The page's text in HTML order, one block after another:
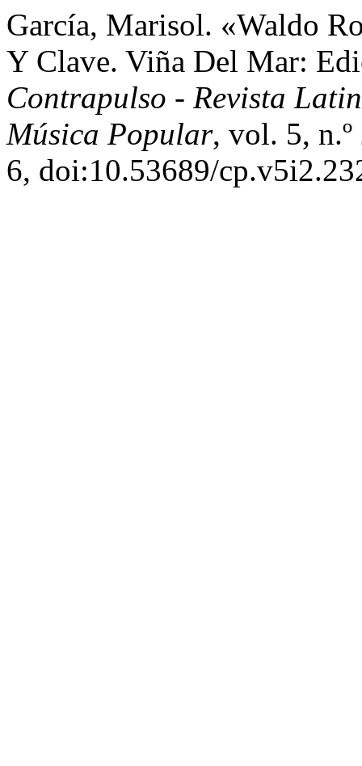
García, Marisol. «Waldo
Y Clave. Viña Del Mar:
Contrapulso - Revista
Música Popular, vol. 5,
6, doi:10.53689/